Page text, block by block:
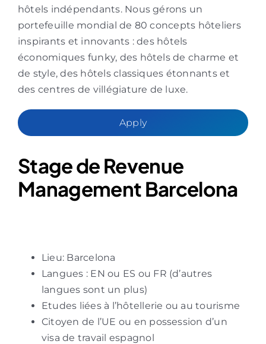
hôtels indépendants. Nous gérons un
portefeuille mondial de 80 concepts hôteliers
inspirants et innovants : des hôtels
économiques funky, des hôtels de charme et
de style, des hôtels classiques étonnants et
des centres de villégiature de luxe.
Apply
Stage de Revenue
Management Barcelona
Lieu: Barcelona
Langues : EN ou ES ou FR (d’autres
langues sont un plus)
Etudes liées à l’hôtellerie ou au tourisme
Citoyen de l’UE ou en possession d’un
visa de travail espagnol